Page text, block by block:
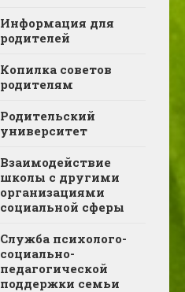
Информация для
родителей
Копилка советов
родителям
Родительский
университет
Взаимодействие
школы с другими
организациями
социальной сферы
Служба психолого-
социально-
педагогической
поддержки семьи